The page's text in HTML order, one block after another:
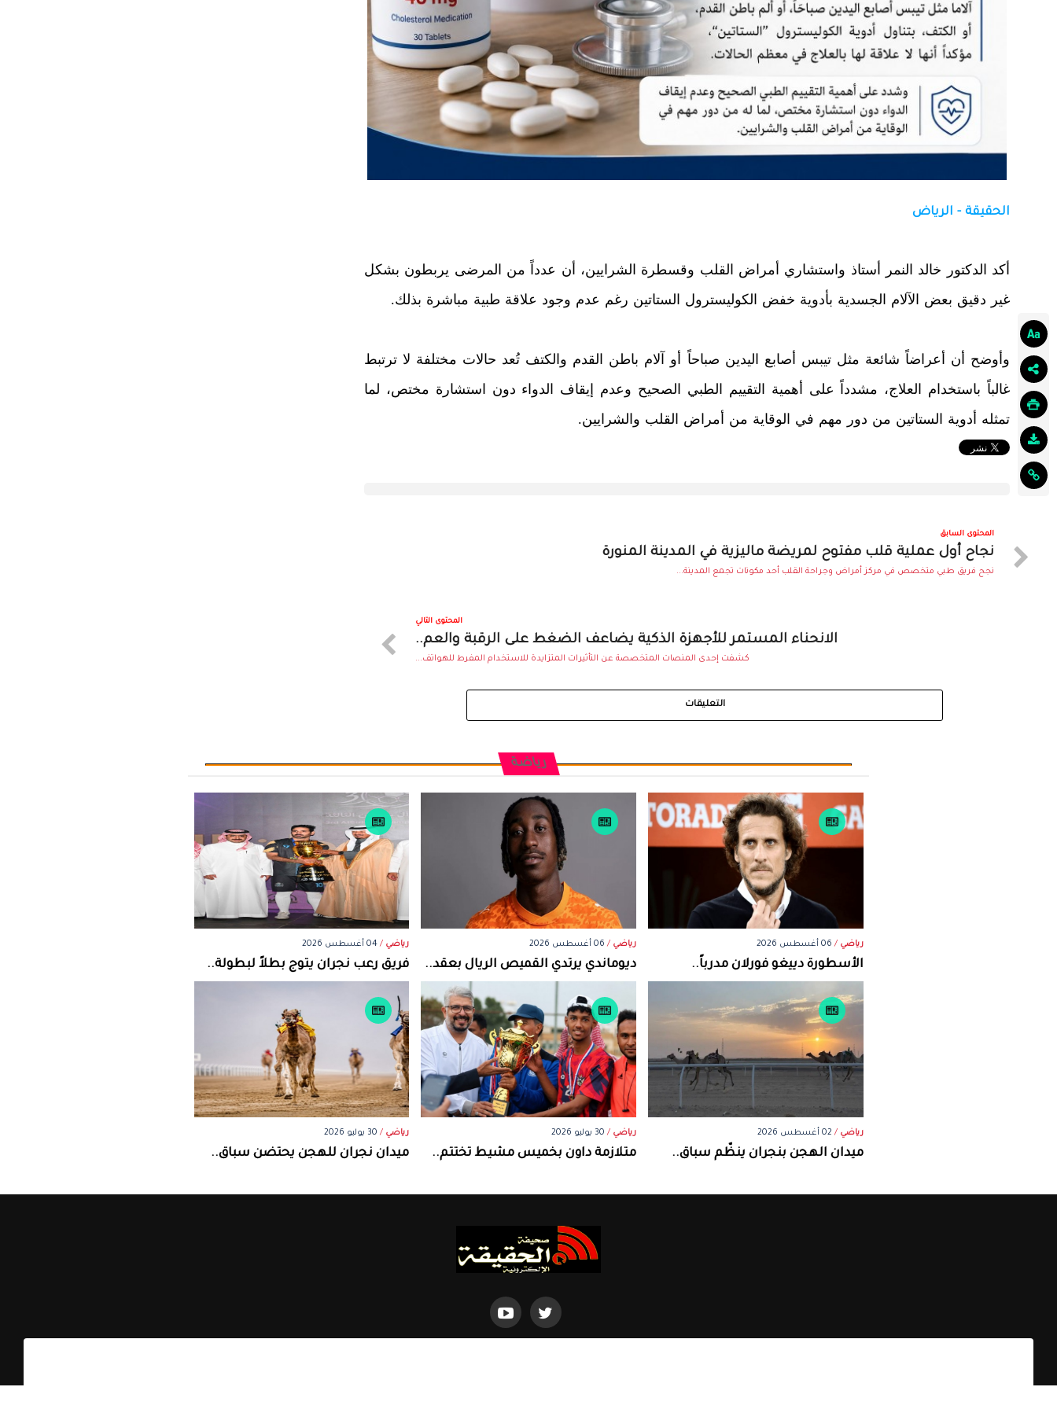
الحقيقة - الرياض
أكد الدكتور خالد النمر أستاذ واستشاري أمراض القلب وقسطرة الشرايين، أن عدداً من المرضى يربطون بشكل
غير دقيق بعض الآلام الجسدية بأدوية خفض الكوليسترول الستاتين رغم عدم وجود علاقة طبية مباشرة بذلك.
وأوضح أن أعراضاً شائعة مثل تيبس أصابع اليدين صباحاً أو آلام باطن القدم والكتف تُعد حالات مختلفة لا ترتبط
غالباً باستخدام العلاج، مشدداً على أهمية التقييم الطبي الصحيح وعدم إيقاف الدواء دون استشارة مختص، لما
تمثله أدوية الستاتين من دور مهم في الوقاية من أمراض القلب والشرايين.
المحتوى السابق
نجاح أول عملية قلب مفتوح لمريضة ماليزية في المدينة المنورة
نجح فريق طبي متخصص في مركز أمراض وجراحة القلب أحد مكونات تجمع المدينة...
المحتوى التالي
الانحناء المستمر للأجهزة الذكية يضاعف الضغط على الرقبة والعم..
كشفت إحدى المنصات المتخصصة عن التأثيرات المتزايدة للاستخدام المفرط للهواتف...
التعليقات
رياضة
رياضي / 06 أغسطس 2026
الأسطورة دييغو فورلان مدرباً..
رياضي / 06 أغسطس 2026
ديوماندي يرتدي القميص الريال بعقد..
رياضي / 04 أغسطس 2026
فريق رعب نجران يتوج بطلاً لبطولة..
رياضي / 02 أغسطس 2026
ميدان الهجن بنجران ينظّم سباق..
رياضي / 30 يوليو 2026
متلازمة داون بخميس مشيط تختتم..
رياضي / 30 يوليو 2026
ميدان نجران للهجن يحتضن سباق..